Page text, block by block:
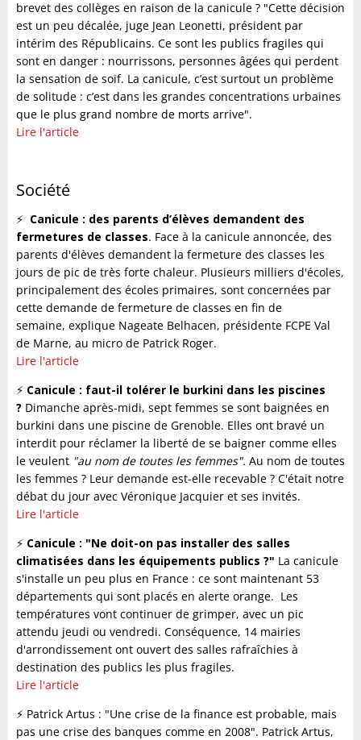
brevet des collèges en raison de la canicule ? "Cette décision
est un peu décalée, juge Jean Leonetti, président par
intérim des Républicains. Ce sont les publics fragiles qui
sont en danger : nourrissons, personnes âgées qui perdent
la sensation de soif. La canicule, c’est surtout un problème
de solitude : c’est dans les grandes concentrations urbaines
que le plus grand nombre de morts arrive".
Lire l'article
Société
⚡️ Canicule : des parents d’élèves demandent des
fermetures de classes. Face à la canicule annoncée, des
parents d'élèves demandent la fermeture des classes les
jours de pic de très forte chaleur. Plusieurs milliers d'écoles,
principalement des écoles primaires, sont concernées par
cette demande de fermeture de classes en fin de
semaine, explique Nageate Belhacen, présidente FCPE Val
de Marne, au micro de Patrick Roger.
Lire l'article
⚡️ Canicule : faut-il tolérer le burkini dans les piscines
? Dimanche après-midi, sept femmes se sont baignées en
burkini dans une piscine de Grenoble. Elles ont bravé un
interdit pour réclamer la liberté de se baigner comme elles
le veulent "au nom de toutes les femmes". Au nom de toutes
les femmes ? Leur demande est-elle recevable ? C'était notre
débat du jour avec Véronique Jacquier et ses invités.
Lire l'article
⚡️ Canicule : "Ne doit-on pas installer des salles
climatisées dans les équipements publics ?" La canicule
s'installe un peu plus en France : ce sont maintenant 53
départements qui sont placés en alerte orange. Les
températures vont continuer de grimper, avec un pic
attendu jeudi ou vendredi. Conséquence, 14 mairies
d'arrondissement ont ouvert des salles rafraîchies à
destination des publics les plus fragiles.
Lire l'article
⚡️ Patrick Artus : "Une crise de la finance est probable, mais
pas une crise des banques comme en 2008". Patrick Artus,